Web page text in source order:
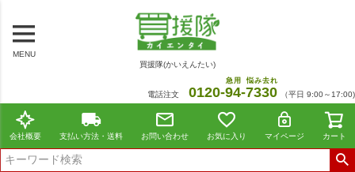
MENU
買援隊(かいえんたい)
電話注文 0120-94
急用
-7330
悩み去れ
（平日 9:00～17:00)
会社概要 支払い方法・送料 お問い合わせ お気に入り マイページ カート